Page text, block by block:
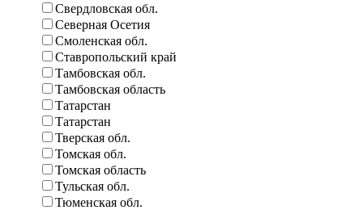
Свердловская обл.
Северная Осетия
Смоленская обл.
Ставропольский край
Тамбовская обл.
Тамбовская область
Татарстан
Татарстан
Тверская обл.
Томская обл.
Томская область
Тульская обл.
Тюменская обл.